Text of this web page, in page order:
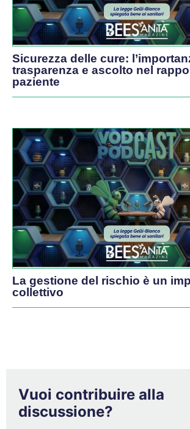
Sicurezza delle cure:
trasparenza e ascolto nel
paziente
La gestione del rischio è un
collettivo
Vuoi contribuire alla
discussione?